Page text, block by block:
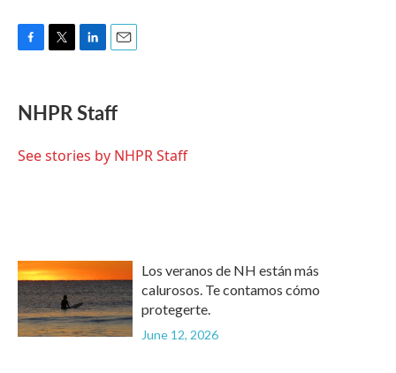
e
b
o
t
t
r
k
e
I
i
l
NHPR Staff
See stories by NHPR Staff
Los veranos de NH están más
calurosos. Te contamos cómo
protegerte.
June 12, 2026